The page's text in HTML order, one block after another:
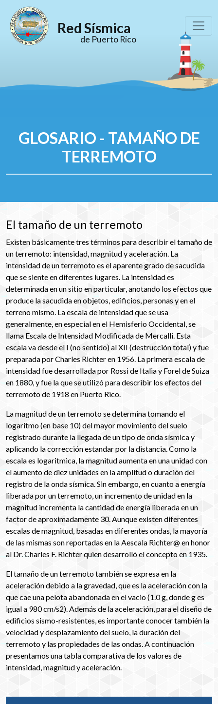
Red Sísmica
de Puerto Rico
GLOSARIO - TAMAÑO DE
TERREMOTO
El tamaño de un terremoto
Existen básicamente tres términos para describir el tamaño de
un terremoto: intensidad, magnitud y aceleración. La
intensidad de un terremoto es el aparente grado de sacudida
que se siente en diferentes lugares. La intensidad es
determinada en un sitio en particular, anotando los efectos que
produce la sacudida en objetos, edificios, personas y en el
terreno mismo. La escala de intensidad que se usa
generalmente, en especial en el Hemisferio Occidental, se
llama Escala de Intensidad Modificada de Mercalli. Esta
escala va desde el I (no sentido) al XII (destrucción total) y fue
preparada por Charles Richter en 1956. La primera escala de
intensidad fue desarrollada por Rossi de Italia y Forel de Suiza
en 1880, y fue la que se utilizó para describir los efectos del
terremoto de 1918 en Puerto Rico.
La magnitud de un terremoto se determina tomando el
logaritmo (en base 10) del mayor movimiento del suelo
registrado durante la llegada de un tipo de onda sísmica y
aplicando la corrección estandar por la distancia. Como la
escala es logaritmica, la magnitud aumenta en una unidad con
el aumento de diez unidades en la amplitud o duración del
registro de la onda sísmica. Sin embargo, en cuanto a energía
liberada por un terremoto, un incremento de unidad en la
magnitud incrementa la cantidad de energía liberada en un
factor de aproximadamente 30. Aunque existen diferentes
escalas de magnitud, basadas en diferentes ondas, la mayoría
de las mismas son reportadas en la Aescala Richter@ en honor
al Dr. Charles F. Richter quien desarrolló el concepto en 1935.
El tamaño de un terremoto también se expresa en la
aceleración debido a la gravedad, que es la aceleración con la
que cae una pelota abandonada en el vacio (1.0 g, donde g es
igual a 980 cm/s2). Además de la aceleración, para el diseño de
edificios sismo-resistentes, es importante conocer también la
velocidad y desplazamiento del suelo, la duración del
terremoto y las propiedades de las ondas. A continuación
presentamos una tabla comparativa de los valores de
intensidad, magnitud y aceleración.